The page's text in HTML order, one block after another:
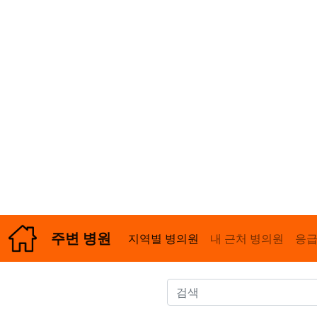
주변 병원 지역별 병의원 내 근처 병의원 응